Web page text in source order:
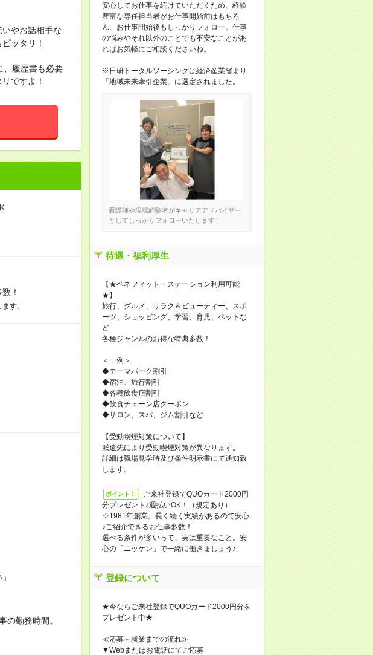
やお話相手な
ッタリ！
、履歴書も必要
ですよ！
！
す。
の勤務時間。
安心してお仕事を続けていただくため、経験
豊富な専任担当者がお仕事開始前はもちろ
ん、お仕事開始後もしっかりフォロー。仕事
の悩みやそれ以外のことでも不安なことがあ
ればお気軽にご相談くださいね。
※日研トータルソーシングは経済産業省より
「地域未来牽引企業」に選定されました。
看護師や現場経験者がキャリアアドバイザー
としてしっかりフォローいたします！
待遇・福利厚生
【★ベネフィット・ステーション利用可能
★】
旅行、グルメ、リラク＆ビューティー、スポ
ーツ、ショッピング、学習、育児、ペットな
ど
各種ジャンルのお得な特典多数！
＜一例＞
◆テーマパーク割引
◆宿泊、旅行割引
◆各種飲食店割引
◆飲食チェーン店クーポン
◆サロン、スパ、ジム割引など
【受動喫煙対策について】
派遣先により受動喫煙対策が異なります。
詳細は職場見学時及び条件明示書にて通知致
します。
ポイント！
ご来社登録でQUOカード2000円
分プレゼント♪週払いOK！（規定あり）
☆1981年創業。長く続く実績があるので安心
♪ご紹介できるお仕事多数！
選べる条件が多いって、実は重要なこと。安
心の「ニッケン」で一緒に働きましょう♪
登録について
★今ならご来社登録でQUOカード2000円分を
プレゼント中★
≪応募～就業までの流れ≫
▼Webまたはお電話にてご応募